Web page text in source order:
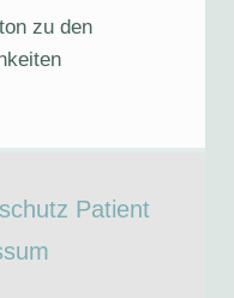
zu den
Patient